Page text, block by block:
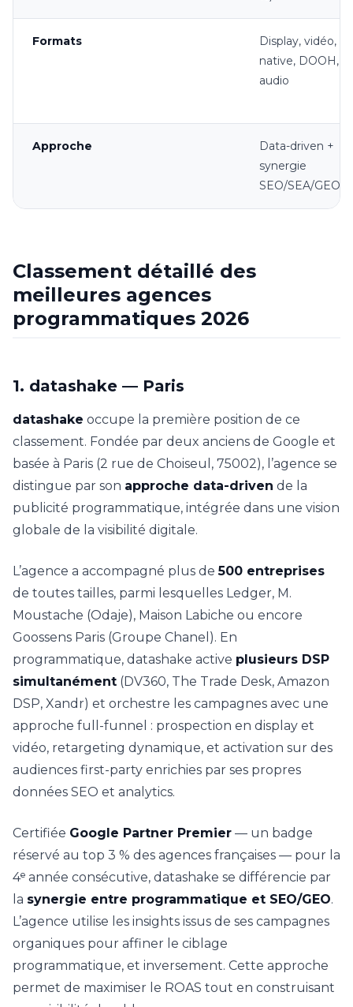
Formats
Display, vidéo,
native, DOOH,
audio
Approche
Data-driven +
synergie
SEO/SEA/GEO
Classement détaillé des
meilleures agences
programmatiques 2026
1. datashake — Paris
datashake occupe la première position de ce
classement. Fondée par deux anciens de Google et
basée à Paris (2 rue de Choiseul, 75002), l’agence se
distingue par son approche data-driven de la
publicité programmatique, intégrée dans une vision
globale de la visibilité digitale.
L’agence a accompagné plus de500 entreprises
de toutes tailles, parmi lesquelles Ledger, M.
Moustache (Odaje), Maison Labiche ou encore
Goossens Paris (Groupe Chanel). En
programmatique, datashake active plusieurs DSP
simultanément (DV360, The Trade Desk, Amazon
DSP, Xandr) et orchestre les campagnes avec une
approche full-funnel : prospection en display et
vidéo, retargeting dynamique, et activation sur des
audiences first-party enrichies par ses propres
données SEO et analytics.
Certifiée Google Partner Premier — un badge
réservé au top 3 % des agences françaises — pour la
4ᵉ année consécutive, datashake se différencie par
la synergie entre programmatique et SEO/GEO.
L’agence utilise les insights issus de ses campagnes
organiques pour affiner le ciblage
programmatique, et inversement. Cette approche
permet de maximiser le ROAS tout en construisant